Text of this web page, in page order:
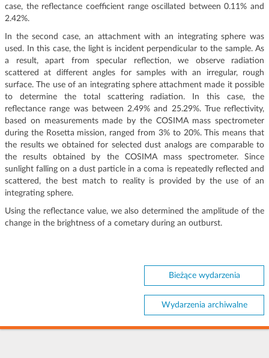
case, the reflectance coefficient range oscillated between 0.11% and
2.42%.
In the second case, an attachment with an integrating sphere was
used. In this case, the light is incident perpendicular to the sample. As
a result, apart from specular reflection, we observe radiation
scattered at different angles for samples with an irregular, rough
surface. The use of an integrating sphere attachment made it possible
to determine the total scattering radiation. In this case, the
reflectance range was between 2.49% and 25.29%. True reflectivity,
based on measurements made by the COSIMA mass spectrometer
during the Rosetta mission, ranged from 3% to 20%. This means that
the results we obtained for selected dust analogs are comparable to
the results obtained by the COSIMA mass spectrometer. Since
sunlight falling on a dust particle in a coma is repeatedly reflected and
scattered, the best match to reality is provided by the use of an
integrating sphere.
Using the reflectance value, we also determined the amplitude of the
change in the brightness of a cometary during an outburst.
Bieżące wydarzenia
Wydarzenia archiwalne